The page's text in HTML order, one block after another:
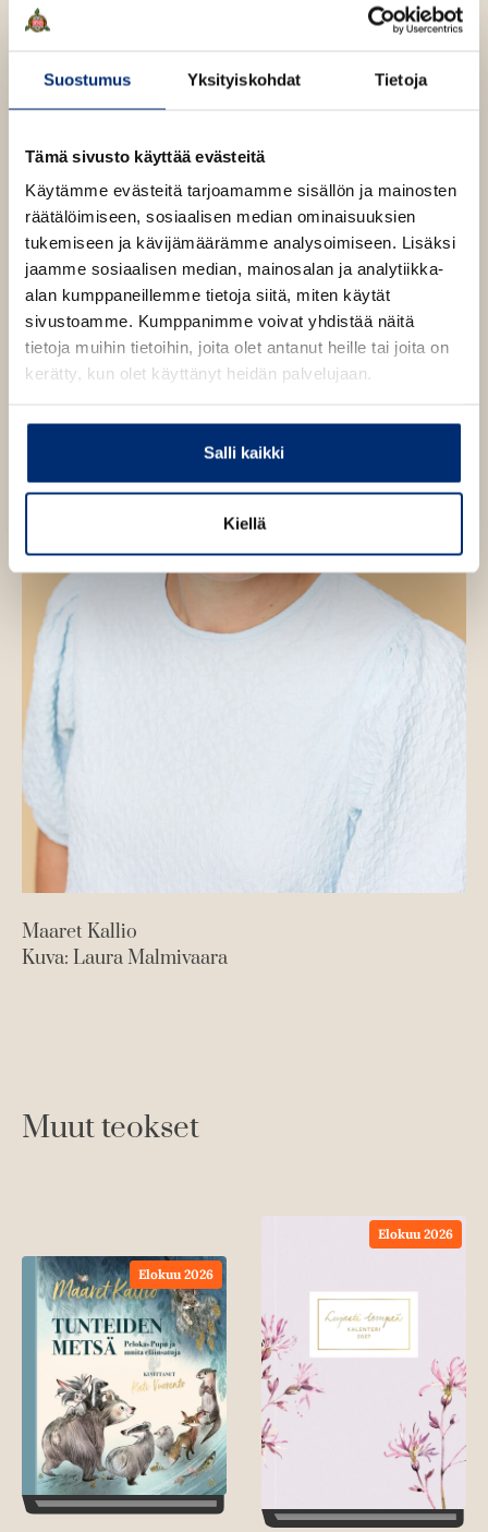
Suostumus Yksityiskohdat Tietoja
Tämä sivusto käyttää evästeitä
Käytämme evästeitä tarjoamamme sisällön ja mainosten
räätälöimiseen, sosiaalisen median ominaisuuksien
tukemiseen ja kävijämäärämme analysoimiseen. Lisäksi
jaamme sosiaalisen median, mainosalan ja analytiikka-
alan kumppaneillemme tietoja siitä, miten käytät
sivustoamme. Kumppanimme voivat yhdistää näitä
tietoja muihin tietoihin, joita olet antanut heille tai joita on
kerätty, kun olet käyttänyt heidän palvelujaan.
Salli kaikki
Kiellä
n
h
e
e
l
h
e
n
Maaret Kallio
a
e
t
K
a
l
l
i
o
O
h
t
a
k
v
O
h
t
a
k
v
Maaret Kallio
Kuva: Laura Malmivaara
Muut teokset
Elokuu 2026
Elokuu 2026